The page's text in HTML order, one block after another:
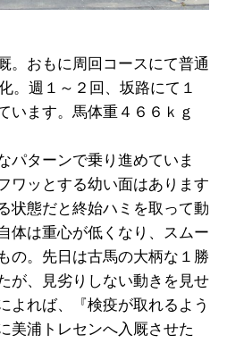
。おもに周回コースにて普通
。週１～２回、坂路にて１
います。馬体重４６６ｋｇ
パターンで乗り進めていま
ワッとする幼い面はあります
状態だと終始ハミを取って動
体は重心が低くなり、スムー
の。先日は古馬の大柄な１勝
が、見劣りしない動きを見せ
よれば、『検疫が取れるよう
美浦トレセンへ入厩させた